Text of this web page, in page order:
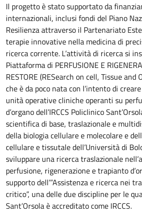
Il progetto è stato supportato da
internazionali, inclusi fondi del Piano
Resilienza attraverso il Partenariato
terapie innovative nella medicina di
ricerca corrente. L’attività di ricerca si
Piattaforma di PERFUSIONE E
RESTORE (RESearch on cell, Tissue and
che è da poco nata con l’intento di
unità operative cliniche operanti su
d’organo dell’IRCCS Policlinico
scientifica di base, traslazionale e
della biologia cellulare e molecolare e
cellulare e tissutale dell’Università di
sviluppare una ricerca traslazionale
perfusione, rigenerazione e trapianto
supporto dell’”Assistenza e ricerca nei
critico”, una delle due discipline per le
Sant’Orsola è accreditato come IRCCS.